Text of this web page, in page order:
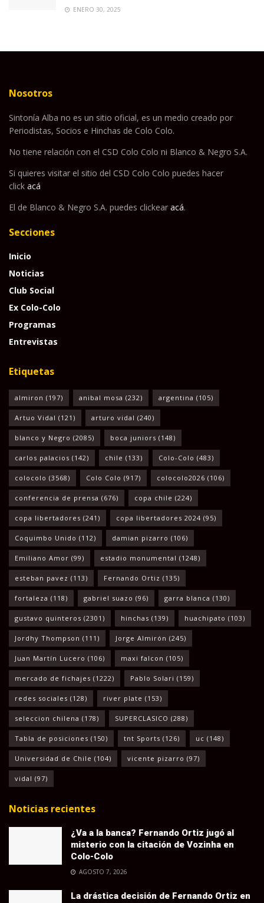
ENERO 30, 2025
Nosotros
Sintonía Alba no es un sitio oficial, es un medio creado por
Periodistas, Socios e Hinchas de Colo Colo.
No tiene relación con el CSD Colo Colo ni Blanco & Negro S.A.
Si quieres visitar el sitio del CSD Colo Colo puedes hacer
click acá
El de Blanco & Negro S.A. puedes clickear acá.
Secciones
Inicio
Noticias
Club Social
Ex Colo-Colo
Programas
Entrevistas
Etiquetas
almiron (197) anibal mosa (232) argentina (105)
Artuo Vidal (121) arturo vidal (240)
blanco y Negro (2085) boca juniors (148)
carlos palacios (142) chile (133) Colo-Colo (483)
colocolo (3568) Colo Colo (917) colocolo2026 (106)
conferencia de prensa (676) copa chile (224)
copa libertadores (241) copa libertadores 2024 (95)
Coquimbo Unido (112) damian pizarro (106)
Emiliano Amor (99) estadio monumental (1248)
esteban pavez (113) Fernando Ortiz (135)
fortaleza (118) gabriel suazo (96) garra blanca (130)
gustavo quinteros (2301) hinchas (139) huachipato (103)
Jordhy Thompson (111) Jorge Almirón (245)
Juan Martín Lucero (106) maxi falcon (105)
mercado de fichajes (1222) Pablo Solari (159)
redes sociales (128) river plate (153)
seleccion chilena (178) SUPERCLASICO (288)
Tabla de posiciones (150) tnt Sports (126) uc (148)
Universidad de Chile (104) vicente pizarro (97)
vidal (97)
Noticias recientes
¿Va a la banca? Fernando Ortiz jugó al
misterio con la citación de Vozinha en
Colo-Colo
AGOSTO 7, 2026
La drástica decisión de Fernando Ortiz en